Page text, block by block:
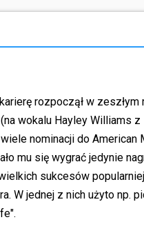
rozpoczął w zeszłym
wokalu Hayley Williams z
nominacji do American
mu się wygrać jedynie
sukcesów
W jednej z nich użyto np.